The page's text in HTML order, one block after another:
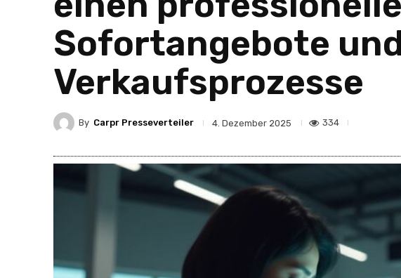
Sofortangebote
Verkaufsprozesse
By Carpr Presseverteiler 4. Dezember 2025 334